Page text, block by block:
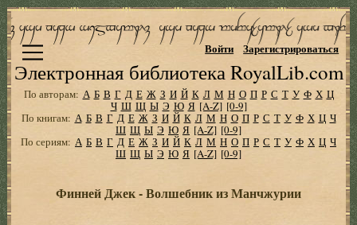
Электронная библиотека RoyalLib.com
Войти Зарегистрироваться
По авторам: А Б В Г Д Е Ж З И Й К Л М Н О П Р С Т У Ф Х Ц
Ч Ш Щ Ы Э Ю Я [A-Z] [0-9]
По книгам: А Б В Г Д Е Ж З И Й К Л М Н О П Р С Т У Ф Х Ц Ч
Ш Щ Ы Э Ю Я [A-Z] [0-9]
По сериям: А Б В Г Д Е Ж З И Й К Л М Н О П Р С Т У Ф Х Ц Ч
Ш Щ Ы Э Ю Я [A-Z] [0-9]
Финней Джек - Волшебник из Манчжурии